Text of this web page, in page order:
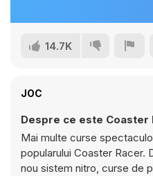
14.7K
JOC
Despre ce este Coaster
Mai multe curse
popularului Coaster Racer.
nou sistem nitro, curse de